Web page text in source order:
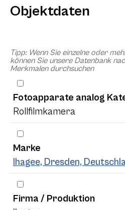
Objektdaten
Tipp: Wenn Sie einzelne oder
können Sie unsere Datenbank
Merkmalen durchsuchen
Fotoapparate analog
Rollfilmkamera
Marke
Ihagee, Dresden,
Firma / Produktion